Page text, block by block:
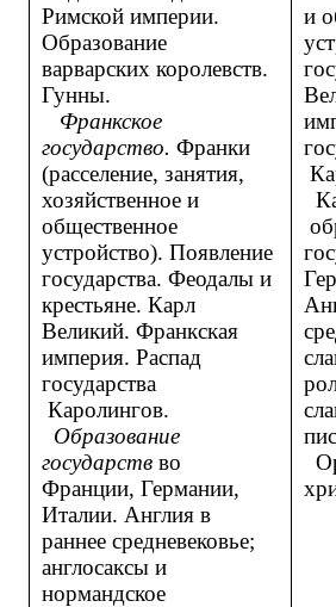
Римской империи.
Образование
варварских королевств.
Гунны.
Франкское
государство. Франки
(расселение, занятия,
хозяйственное и
общественное
устройство). Появление
государства. Феодалы и
крестьяне. Карл
Великий. Франкская
империя. Распад
государства
Каролингов.
Образование
государствво
Франции, Германии,
Италии. Англия в
раннее средневековье;
англосаксы и
нормандское
и